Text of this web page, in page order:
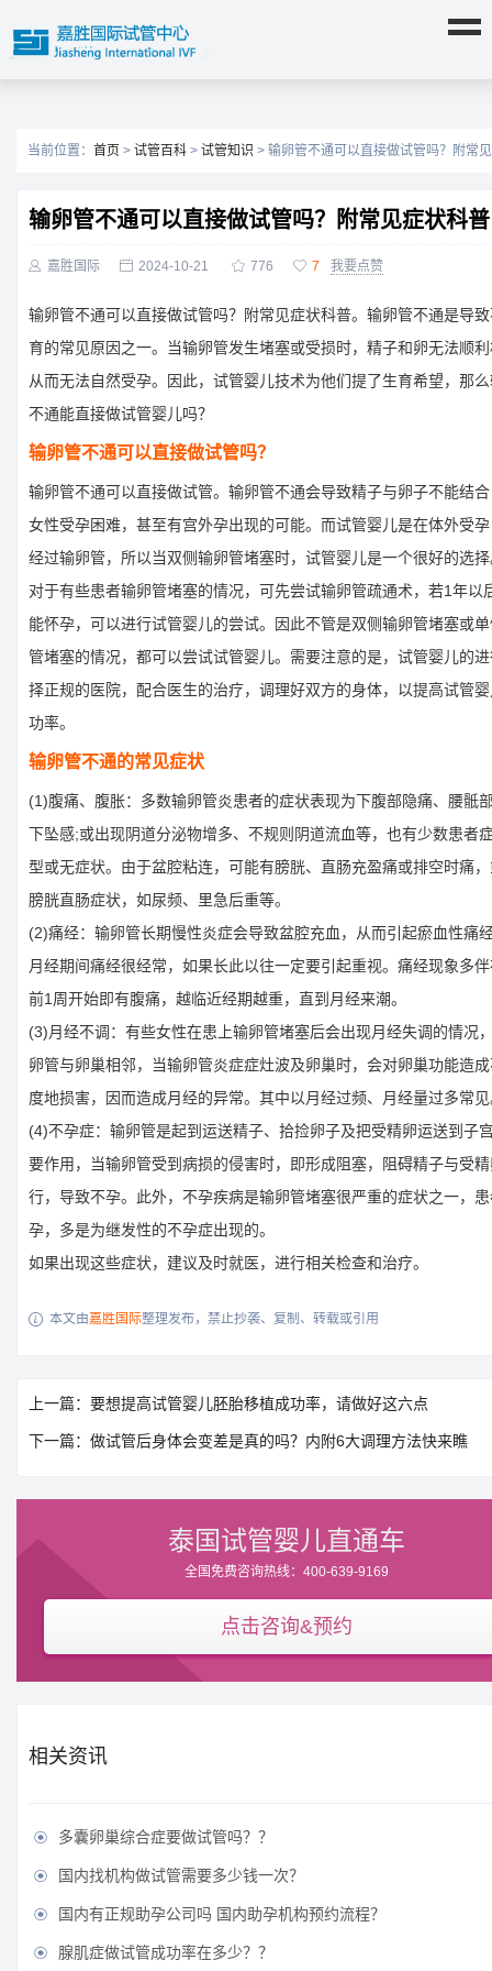
当前位置： 首页 > 试管百科 > 试管知识 > 输卵管不通可以直接做试管吗？附常
输卵管不通可以直接做试管吗？附常见症状科普
 嘉胜国际  2024-10-21  776  7 我要点赞
输卵管不通可以直接做试管吗？附常见症状科普。输卵管不通是导
育的常见原因之一。当输卵管发生堵塞或受损时，精子和卵无法顺
从而无法自然受孕。因此，试管婴儿技术为他们提了生育希望，那
不通能直接做试管婴儿吗？
输卵管不通可以直接做试管吗？
输卵管不通可以直接做试管。输卵管不通会导致精子与卵子不能结
女性受孕困难，甚至有宫外孕出现的可能。而试管婴儿是在体外受
经过输卵管，所以当双侧输卵管堵塞时，试管婴儿是一个很好的选
对于有些患者输卵管堵塞的情况，可先尝试输卵管疏通术，若1年以
能怀孕，可以进行试管婴儿的尝试。因此不管是双侧输卵管堵塞或
管堵塞的情况，都可以尝试试管婴儿。需要注意的是，试管婴儿的
择正规的医院，配合医生的治疗，调理好双方的身体，以提高试管
功率。
输卵管不通的常见症状
(1)腹痛、腹胀：多数输卵管炎患者的症状表现为下腹部隐痛、腰骶
下坠感;或出现阴道分泌物增多、不规则阴道流血等，也有少数患者
型或无症状。由于盆腔粘连，可能有膀胱、直肠充盈痛或排空时痛
膀胱直肠症状，如尿频、里急后重等。
(2)痛经：输卵管长期慢性炎症会导致盆腔充血，从而引起瘀血性痛
月经期间痛经很经常，如果长此以往一定要引起重视。痛经现象多
前1周开始即有腹痛，越临近经期越重，直到月经来潮。
(3)月经不调：有些女性在患上输卵管堵塞后会出现月经失调的情况
卵管与卵巢相邻，当输卵管炎症症灶波及卵巢时，会对卵巢功能造
度地损害，因而造成月经的异常。其中以月经过频、月经量过多常
(4)不孕症：输卵管是起到运送精子、拾捡卵子及把受精卵运送到子
要作用，当输卵管受到病损的侵害时，即形成阻塞，阻碍精子与受
行，导致不孕。此外，不孕疾病是输卵管堵塞很严重的症状之一，
孕，多是为继发性的不孕症出现的。
如果出现这些症状，建议及时就医，进行相关检查和治疗。
 本文由嘉胜国际整理发布，禁止抄袭、复制、转载或引用
上一篇：要想提高试管婴儿胚胎移植成功率，请做好这六点
下一篇：做试管后身体会变差是真的吗？内附6大调理方法快来瞧
泰国试管婴儿直通车
全国免费咨询热线：400-639-9169
点击咨询&预约
相关资讯
 多囊卵巢综合症要做试管吗？？
 国内找机构做试管需要多少钱一次？
 国内有正规助孕公司吗 国内助孕机构预约流程？
 腺肌症做试管成功率在多少？？